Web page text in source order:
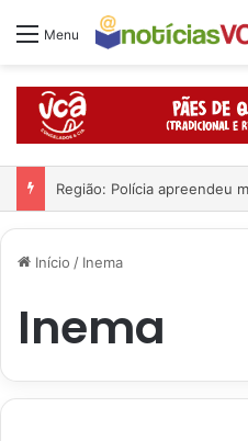
Menu
Início / Inema
Inema